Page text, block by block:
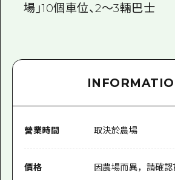
場」10個車位、2～3輛巴士
營業時間 取決於農場
價格 因農場而異，請確認